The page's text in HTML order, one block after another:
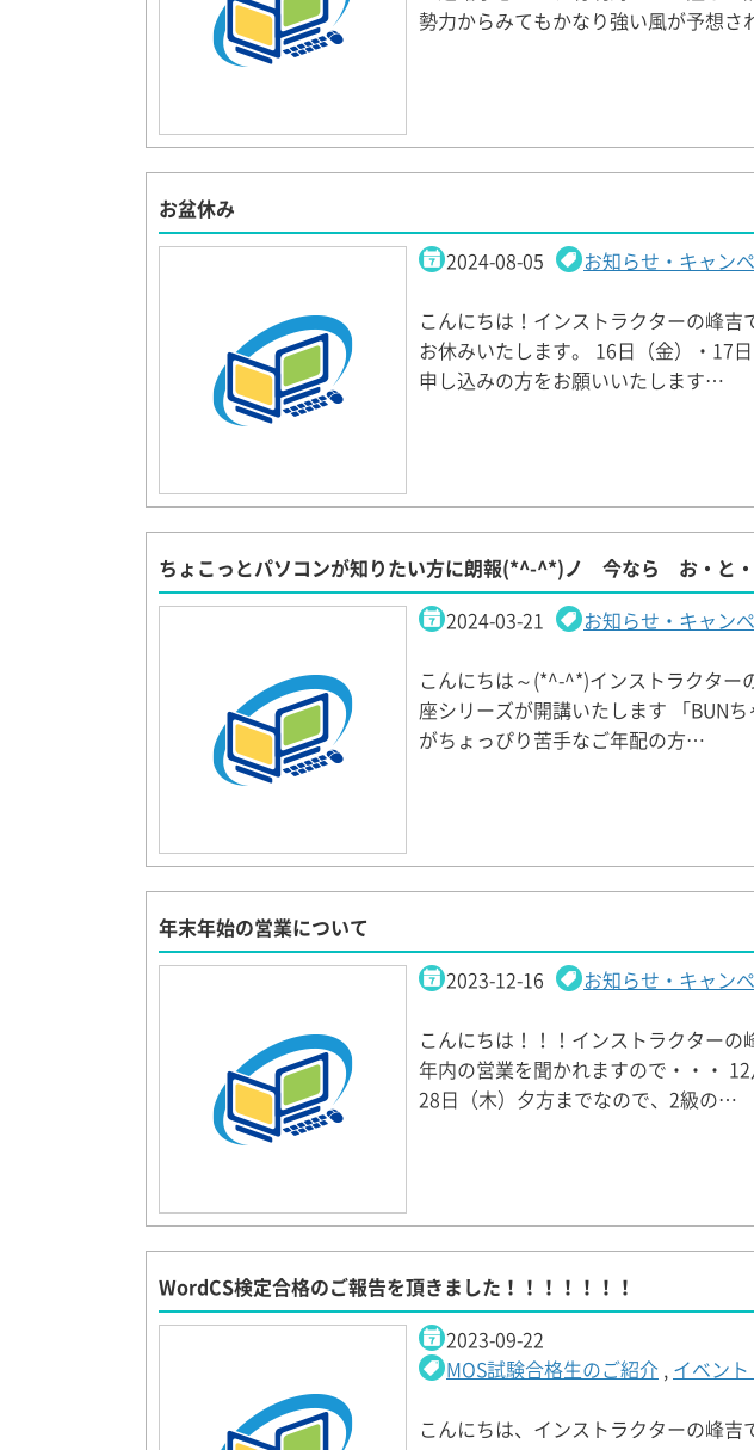
勢力からみてもかなり強い風が予想
お盆休み
2024-08-05
お知らせ・キャン
こんにちは！インストラクターの峰
お休みいたします。 16日（金）・17
申し込みの方をお願いいたします…
ちょこっとパソコンが知りたい方に朗報(*^-^*)ノ 今なら お・と・
2024-03-21
お知らせ・キャン
こんにちは～(*^-^*)インストラクター
座シリーズが開講いたします 「BUN
がちょっぴり苦手なご年配の方…
年末年始の営業について
2023-12-16
お知らせ・キャン
こんにちは！！！インストラクターの
年内の営業を聞かれますので・・・
28日（木）夕方までなので、2級の…
WordCS検定合格のご報告を頂きました！！！！！！！
2023-09-22
MOS試験合格生のご紹介 , イベン
こんにちは、インストラクターの峰